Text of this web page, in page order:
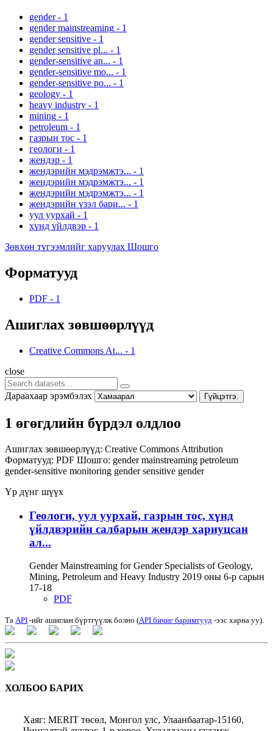
gender - 1
gender mainstreaming - 1
gender sensitive - 1
gender sensitive pl... - 1
gender-sensitive an... - 1
gender-sensitive mo... - 1
gender-sensitive po... - 1
geology - 1
heavy industry - 1
mining - 1
petroleum - 1
газрын тос - 1
геологи - 1
жендэр - 1
жендэрийн мэдрэмжтэ... - 1
жендэрийн мэдрэмжтэ... - 1
жендэрийн мэдрэмжтэ... - 1
жендэрийн үзэл бари... - 1
уул уурхай - 1
хүнд үйлдвэр - 1
Зөвхөн түгээмлийг харуулах Шошго
Форматууд
PDF - 1
Ашиглах зөвшөөрлүүд
Creative Commons At... - 1
close
Дараахаар эрэмбэлэх Гүйцэтгэ.
1 өгөгдлийн бүрдэл олдлоо
Ашиглах зөвшөөрлүүд: Creative Commons Attribution
Форматууд: PDF Шошго: gender mainstreaming petroleum
gender-sensitive monitoring gender sensitive gender
Үр дүнг шүүх
Геологи, уул уурхай, газрын тос, хүнд
үйлдвэрийн салбарын жендэр хариуцсан
ал...
Gender Mainstreaming for Gender Specialists of Geology,
Mining, Petroleum and Heavy Industry 2019 оны 6-р сарын
17-18
PDF
Та API -ийг ашиглан бүртгүүлж болно (API бичиг баримтууд -ээс харна уу).
ХОЛБОО БАРИХ
Хаяг: MERIT төсөл, Монгол улс, Улаанбаатар-15160,